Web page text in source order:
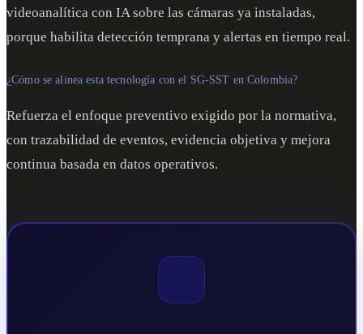
videoanalítica con IA sobre las cámaras ya instaladas,
porque habilita detección temprana y alertas en tiempo real.
¿Cómo se alinea esta tecnología con el SG-SST en Colombia?
Refuerza el enfoque preventivo exigido por la normativa,
con trazabilidad de eventos, evidencia objetiva y mejora
continua basada en datos operativos.